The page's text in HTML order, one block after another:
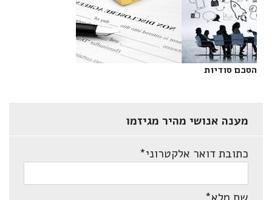
הסכם סודיות‎
מענה אנושי מהיר מגיזמו
כתובת דואר אלקטרוני*